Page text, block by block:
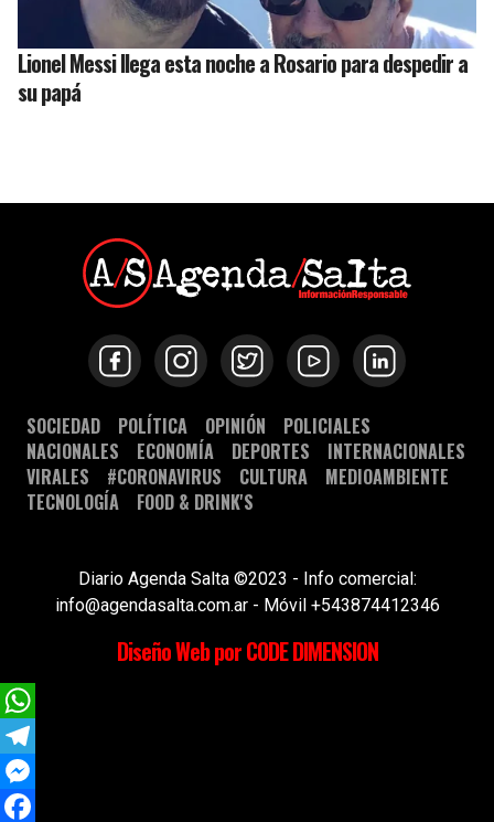
Lionel Messi llega esta noche a Rosario para despedir a
su papá
SOCIEDAD POLÍTICA OPINIÓN
POLICIALES
NACIONALES
ECONOMÍA DEPORTES
INTERNACIONALES
VIRALES
#CORONAVIRUS CULTURA
MEDIOAMBIENTE
TECNOLOGÍA
FOOD & DRINK'S
Diario Agenda Salta ©2023 - Info comercial:
info@agendasalta.com.ar - Móvil +543874412346
Diseño Web por CODE DIMENSION
WhatsApp
Telegram
Messenger